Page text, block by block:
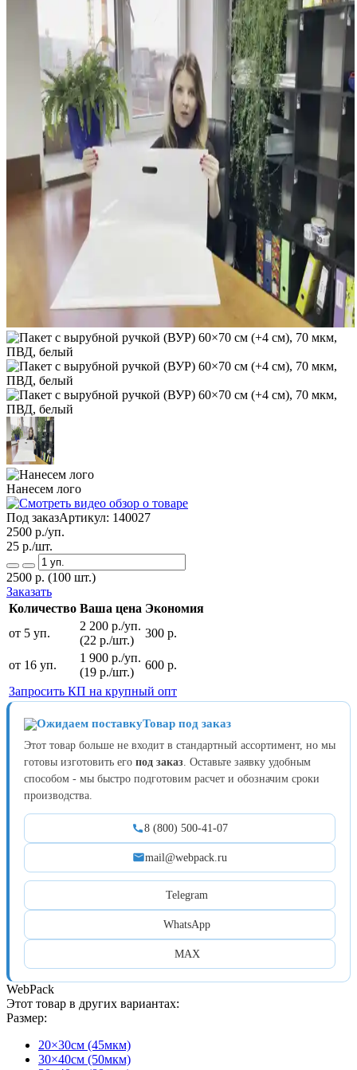
Нанесем лого
Под заказАртикул: 140027
2500 р./уп.
25 р./шт.
2500 р. (100 шт.)
Заказать
Количество Ваша цена Экономия
от 5 уп.
2 200 р./уп.
(22 р./шт.)
300 р.
от 16 уп.
1 900 р./уп.
(19 р./шт.)
600 р.
Запросить КП на крупный опт
Товар под заказ
Этот товар больше не входит в стандартный ассортимент, но мы
готовы изготовить его под заказ . Оставьте заявку удобным
способом - мы быстро подготовим расчет и обозначим сроки
производства.
8 (800) 500-41-07
mail@webpack.ru
Telegram
WhatsApp
MAX
WebPack
Этот товар в других вариантах:
Размер:
20×30см (45мкм)
30×40см (50мкм)